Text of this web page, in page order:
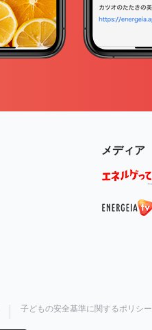
メディア
子どもの安全基準に関するポリシー